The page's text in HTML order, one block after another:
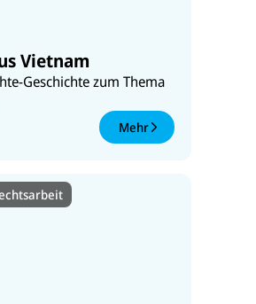
Vietnam
Geschichte zum Thema
Mehr